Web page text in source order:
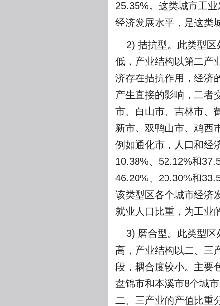
25.35%。这类城市工
经济发展水平，是这类
2) 拮抗型。此类型
低，产业结构以第二产
济存在拮抗作用，经济
产生直接的影响，二者
市、白山市、吉林市、
新市、双鸭山市、鸡西
例如通化市，人口和经
10.38%、52.12%和
46.20%、20.30%和
该类型区各个城市经济
就业人口比重，为工业
3) 磨合型。此类型
高，产业结构以二、三
段，耦合度较小。主要
盘锦市和本溪市8个城
二、三产业的产值比重